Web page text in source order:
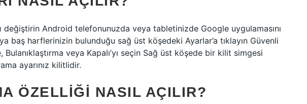
değiştirin Android telefonunuzda veya tabletinizde Google uygulamasını
baş harflerinizin bulunduğu sağ üst köşedeki Ayarlar’a tıklayın Güvenli
Bulanıklaştırma veya Kapalı’yı seçin Sağ üst köşede bir kilit simgesi
ayarınız kilitlidir.
ÖZELLIĞI NASIL AÇILIR?